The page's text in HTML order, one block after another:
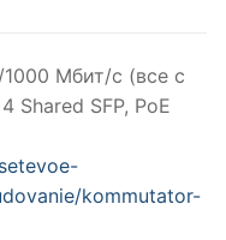
Мбит/с (все с
Shared SFP, PoE
kommutator-